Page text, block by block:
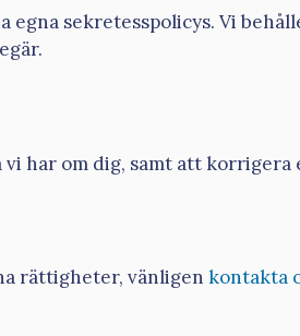
egna sekretesspolicys. Vi
har om dig, samt att
rättigheter, vänligen kontakta